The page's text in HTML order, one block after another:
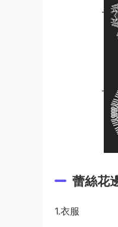
蕾絲花
1.衣服